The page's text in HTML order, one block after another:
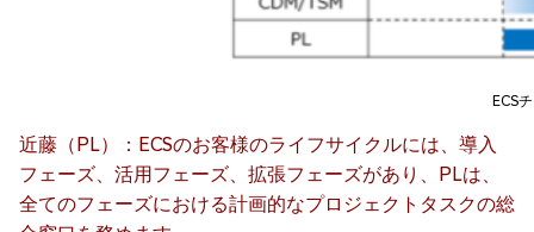
ECS
近藤（PL）：ECSのお客様のライフサイクルには、導入
フェーズ、活用フェーズ、拡張フェーズがあり、PLは、
全てのフェーズにおける計画的なプロジェクトタスクの総